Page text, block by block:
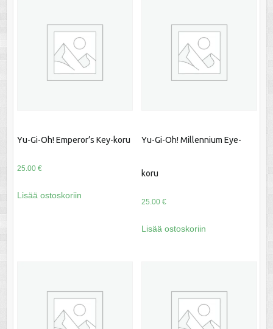
Yu-Gi-Oh! Emperor’s Key-koru
25.00 €
Lisää ostoskoriin
Yu-Gi-Oh! Millennium Eye-
koru
25.00 €
Lisää ostoskoriin